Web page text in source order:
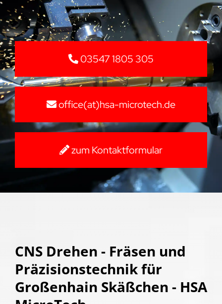
03547 1805 305
office(at)hsa-microtech.de
zum Kontaktformular
CNS Drehen - Fräsen und
Präzisionstechnik für
Großenhain Skäßchen - HSA